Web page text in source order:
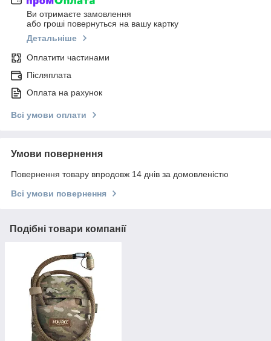
Ви отримаєте замовлення
або гроші повернуться на вашу картку
Детальніше
Оплатити частинами
Післяплата
Оплата на рахунок
Всі умови оплати
Умови повернення
Повернення товару впродовж 14 днів за домовленістю
Всі умови повернення
Подібні товари компанії